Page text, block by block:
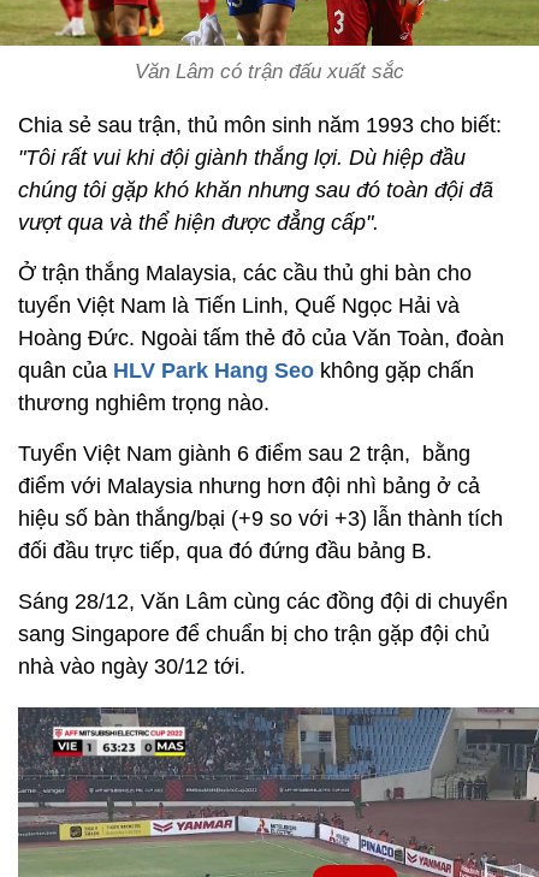
Văn Lâm có trận đấu xuất sắc
Chia sẻ sau trận, thủ môn sinh năm 1993 cho biết:
"Tôi rất vui khi đội giành thắng lợi. Dù hiệp đầu
chúng tôi gặp khó khăn nhưng sau đó toàn đội đã
vượt qua và thể hiện được đẳng cấp".
Ở trận thắng Malaysia, các cầu thủ ghi bàn cho
tuyển Việt Nam là Tiến Linh, Quế Ngọc Hải và
Hoàng Đức. Ngoài tấm thẻ đỏ của Văn Toàn, đoàn
quân của HLV Park Hang Seo không gặp chấn
thương nghiêm trọng nào.
Tuyển Việt Nam giành 6 điểm sau 2 trận, bằng
điểm với Malaysia nhưng hơn đội nhì bảng ở cả
hiệu số bàn thắng/bại (+9 so với +3) lẫn thành tích
đối đầu trực tiếp, qua đó đứng đầu bảng B.
Sáng 28/12, Văn Lâm cùng các đồng đội di chuyển
sang Singapore để chuẩn bị cho trận gặp đội chủ
nhà vào ngày 30/12 tới.